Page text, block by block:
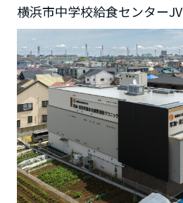
横浜市中学校給食センターJV